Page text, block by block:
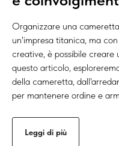
Organizzare una
un'impresa titanica, ma
creative, è possibile creare
questo articolo,
della cameretta,
per mantenere ordine e
Leggi di più